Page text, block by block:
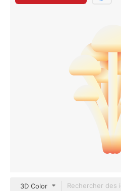
3D Color